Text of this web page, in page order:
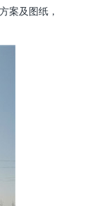
案及图纸，